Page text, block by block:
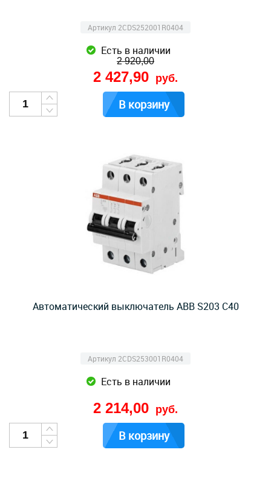
Артикул 2CDS252001R0404
Есть в наличии
2 920,00
2 427,90 руб.
В корзину
Автоматический выключатель ABB S203 C40
Артикул 2CDS253001R0404
Есть в наличии
2 214,00 руб.
В корзину